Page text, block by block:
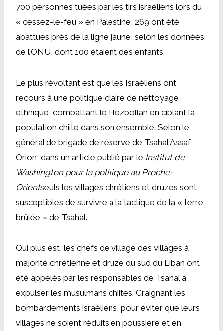
700 personnes tuées par les tirs israéliens lors du
« cessez-le-feu » en Palestine, 269 ont été
abattues près de la ligne jaune, selon les données
de l’ONU, dont 100 étaient des enfants.
Le plus révoltant est que les Israéliens ont
recours à une politique claire de nettoyage
ethnique, combattant le Hezbollah en ciblant la
population chiite dans son ensemble. Selon le
général de brigade de réserve de Tsahal Assaf
Orion, dans un article publié par le Institut de
Washington pour la politique au Proche-
Orientseuls les villages chrétiens et druzes sont
susceptibles de survivre à la tactique de la « terre
brûlée » de Tsahal.
Qui plus est, les chefs de village des villages à
majorité chrétienne et druze du sud du Liban ont
été appelés par les responsables de Tsahal à
expulser les musulmans chiites. Craignant les
bombardements israéliens, pour éviter que leurs
villages ne soient réduits en poussière et en